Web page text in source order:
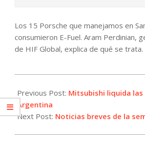
Los 15 Porsche que manejamos en
consumieron E-Fuel. Aram Perdinian,
de HIF Global, explica de qué se trata.
11-
08
Previous Post: Mitsubishi liquida
Argentina
Next Post: Noticias breves de la